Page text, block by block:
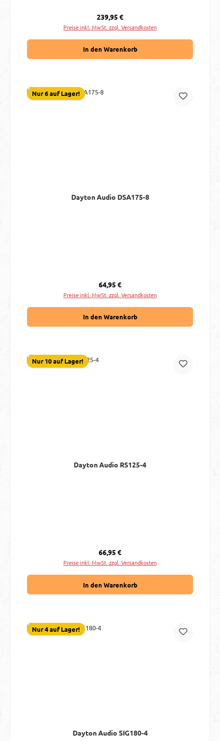
Regulärer Preis:
239,95 €
Preise inkl. MwSt. zzgl. Versandkosten
In den Warenkorb
Nur 6 auf Lager!
Dayton Audio DSA175-8
Regulärer Preis:
64,95 €
Preise inkl. MwSt. zzgl. Versandkosten
In den Warenkorb
Nur 10 auf Lager!
Dayton Audio RS125-4
Regulärer Preis:
66,95 €
Preise inkl. MwSt. zzgl. Versandkosten
In den Warenkorb
Nur 4 auf Lager!
Dayton Audio SIG180-4